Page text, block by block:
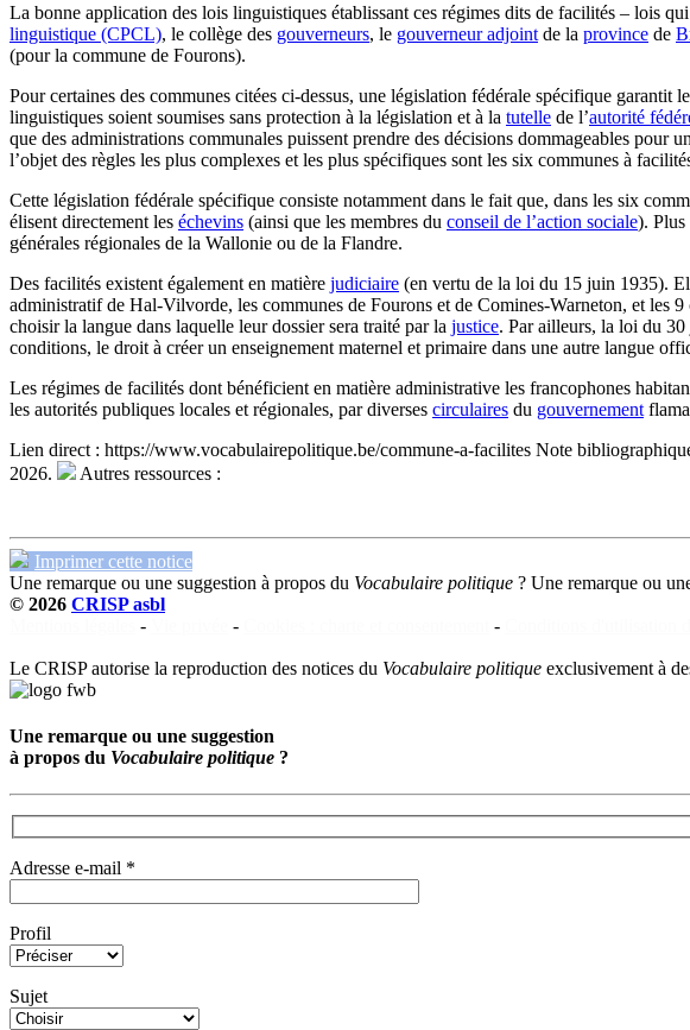
La bonne application des lois linguistiques établissant ces régimes dits de facilités – lois
linguistique (CPCL), le collège des gouverneurs, le gouverneur adjoint de la province de
(pour la commune de Fourons).
Pour certaines des communes citées ci-dessus, une législation fédérale spécifique
linguistiques soient soumises sans protection à la législation et à la tutelle de l’autorité
que des administrations communales puissent prendre des décisions dommageables pour
l’objet des règles les plus complexes et les plus spécifiques sont les six communes à
Cette législation fédérale spécifique consiste notamment dans le fait que, dans les six
élisent directement les échevins (ainsi que les membres du conseil de l’action sociale). Plus
générales régionales de la Wallonie ou de la Flandre.
Des facilités existent également en matière judiciaire (en vertu de la loi du 15 juin 1935).
administratif de Hal-Vilvorde, les communes de Fourons et de Comines-Warneton, et les
choisir la langue dans laquelle leur dossier sera traité par la justice. Par ailleurs, la loi du
conditions, le droit à créer un enseignement maternel et primaire dans une autre langue
Les régimes de facilités dont bénéficient en matière administrative les francophones
les autorités publiques locales et régionales, par diverses circulaires du gouvernement
Lien direct : https://www.vocabulairepolitique.be/commune-a-facilites Note
2026.
Autres ressources :
Imprimer cette notice
Une remarque ou une suggestion à propos du Vocabulaire politique ? Une remarque ou
© 2026 CRISP asbl
- - -
Le CRISP autorise la reproduction des notices du Vocabulaire politique exclusivement à
Une remarque ou une suggestion
à propos du Vocabulaire politique ?
Adresse e-mail *
Profil
Sujet